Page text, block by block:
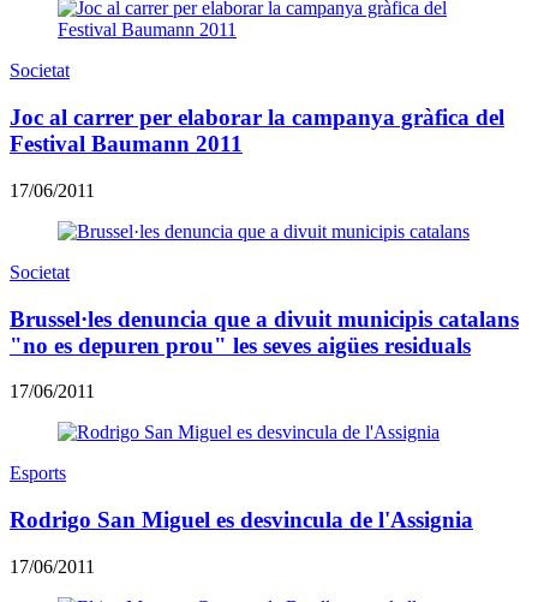
Societat
Joc al carrer per elaborar la campanya gràfica del
Festival Baumann 2011
17/06/2011
Societat
Brussel·les denuncia que a divuit municipis catalans
"no es depuren prou" les seves aigües residuals
17/06/2011
Esports
Rodrigo San Miguel es desvincula de l'Assignia
17/06/2011